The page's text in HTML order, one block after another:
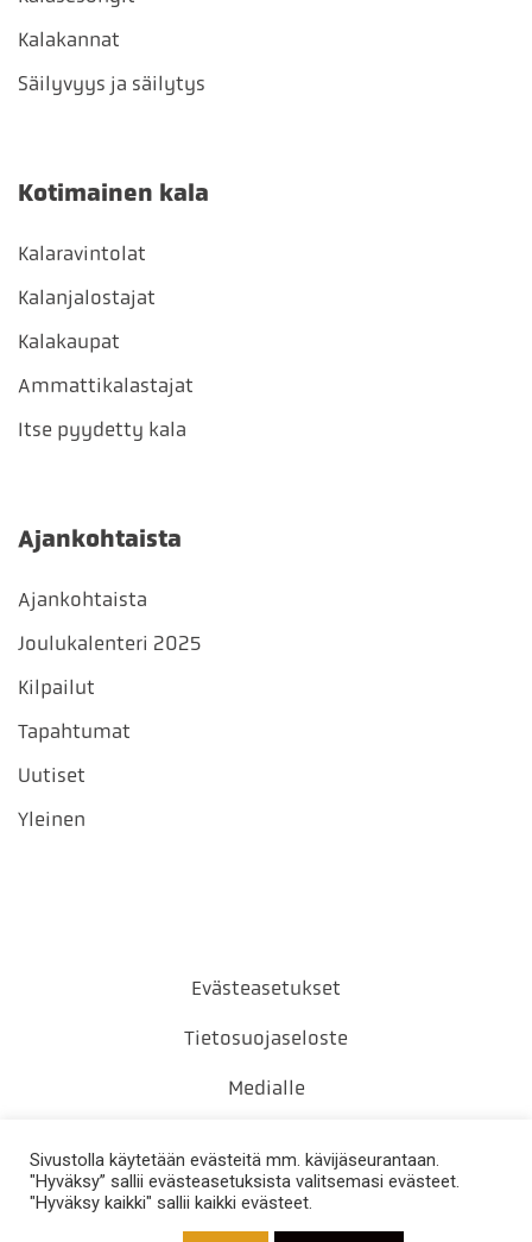
Kalakannat
Säilyvyys ja säilytys
Kotimainen kala
Kalaravintolat
Kalanjalostajat
Kalakaupat
Ammattikalastajat
Itse pyydetty kala
Ajankohtaista
Ajankohtaista
Joulukalenteri 2025
Kilpailut
Tapahtumat
Uutiset
Yleinen
Evästeasetukset
Tietosuojaseloste
Medialle
Sivustolla käytetään evästeitä mm. kävijäseurantaan.
"Hyväksy” sallii evästeasetuksista valitsemasi evästeet.
"Hyväksy kaikki" sallii kaikki evästeet.